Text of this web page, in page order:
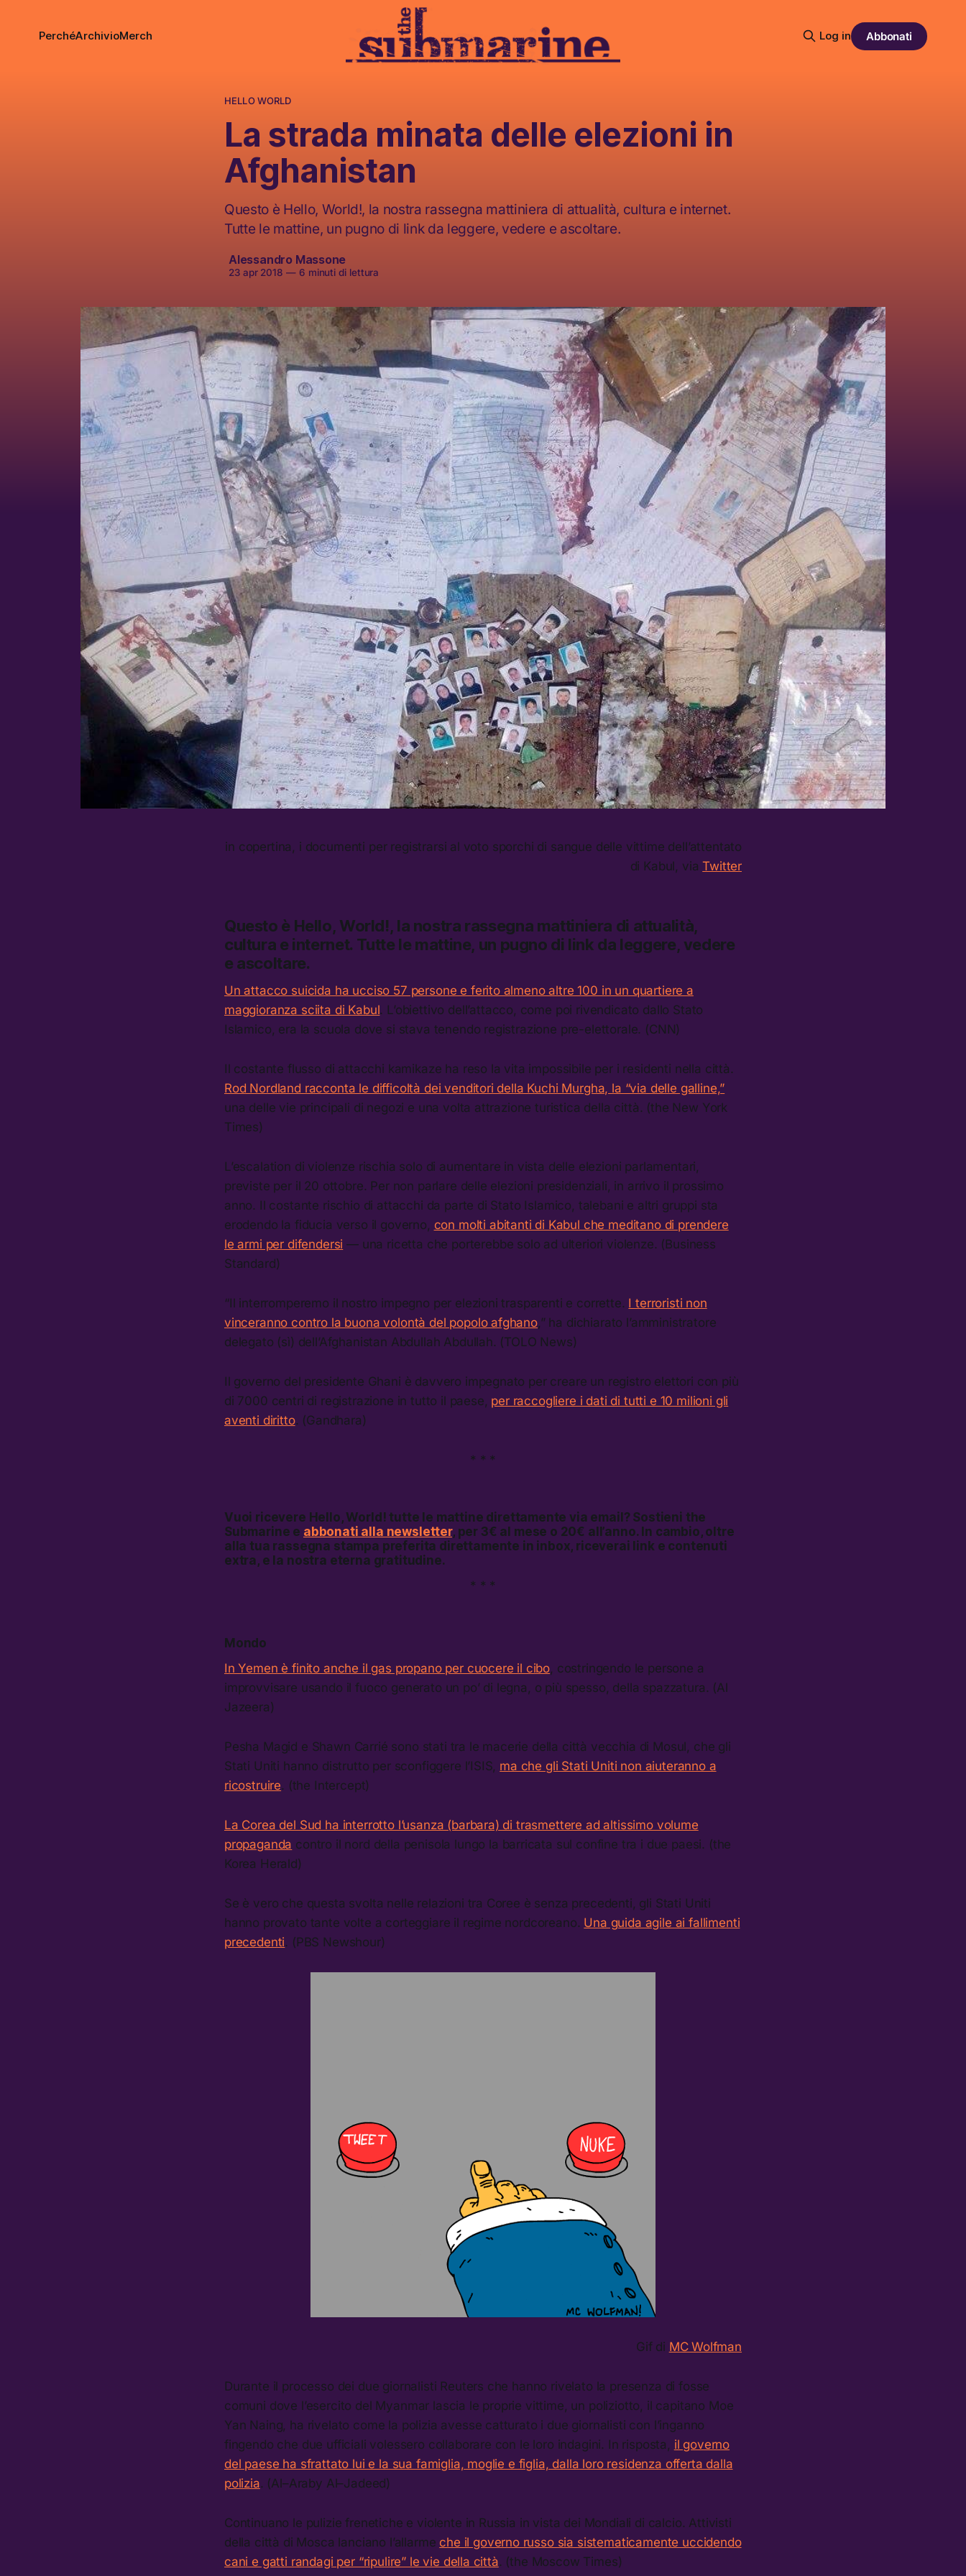
PerchéArchivioMerch Log in Abbonati
HELLO WORLD
La strada minata delle elezioni in
Afghanistan
Questo è Hello, World!, la nostra rassegna mattiniera di attualità, cultura e internet.
Tutte le mattine, un pugno di link da leggere, vedere e ascoltare.
Alessandro Massone
23 apr 2018 —6 minuti di lettura
in copertina, i documenti per registrarsi al voto sporchi di sangue delle vittime dell’attentato
di Kabul, viaTwitter
Questo è Hello, World!, la nostra rassegna mattiniera di attualità,
cultura e internet. Tutte le mattine, un pugno di link da leggere, vedere
e ascoltare.
Un attacco suicida ha ucciso 57 persone e ferito almeno altre 100 in un quartiere a
maggioranza sciita di Kabul. L’obiettivo dell’attacco, come poi rivendicato dallo Stato
Islamico, era la scuola dove si stava tenendo registrazione pre-elettorale. (CNN)
Il costante flusso di attacchi kamikaze ha reso la vita impossibile per i residenti nella città.
Rod Nordland racconta le difficoltà dei venditori della Kuchi Murgha, la “via delle galline,”
una delle vie principali di negozi e una volta attrazione turistica della città. (the New York
Times)
L’escalation di violenze rischia solo di aumentare in vista delle elezioni parlamentari,
previste per il 20 ottobre. Per non parlare delle elezioni presidenziali, in arrivo il prossimo
anno. Il costante rischio di attacchi da parte di Stato Islamico, talebani e altri gruppi sta
erodendo la fiducia verso il governo, con molti abitanti di Kabul che meditano di prendere
le armi per difendersi — una ricetta che porterebbe solo ad ulteriori violenze. (Business
Standard)
“Il interromperemo il nostro impegno per elezioni trasparenti e corrette. I terroristi non
vinceranno contro la buona volontà del popolo afghano ,” ha dichiarato l’amministratore
delegato (sì) dell’Afghanistan Abdullah Abdullah. (TOLO News)
Il governo del presidente Ghani è davvero impegnato per creare un registro elettori con più
di 7000 centri di registrazione in tutto il paese, per raccogliere i dati di tutti e 10 milioni gli
aventi diritto. (Gandhara)
* * *
Vuoi ricevere Hello, World! tutte le mattine direttamente via email? Sostieni the
Submarine e abbonati alla newsletter, per 3€ al mese o 20€ all’anno. In cambio, oltre
alla tua rassegna stampa preferita direttamente in inbox, riceverai link e contenuti
extra, e la nostra eterna gratitudine.
* * *
Mondo
In Yemen è finito anche il gas propano per cuocere il cibo , costringendo le persone a
improvvisare usando il fuoco generato un po’ di legna, o più spesso, della spazzatura. (Al
Jazeera)
Pesha Magid e Shawn Carrié sono stati tra le macerie della città vecchia di Mosul, che gli
Stati Uniti hanno distrutto per sconfiggere l’ISIS, ma che gli Stati Uniti non aiuteranno a
ricostruire. (the Intercept)
La Corea del Sud ha interrotto l’usanza (barbara) di trasmettere ad altissimo volume
propaganda contro il nord della penisola lungo la barricata sul confine tra i due paesi. (the
Korea Herald)
Se è vero che questa svolta nelle relazioni tra Coree è senza precedenti, gli Stati Uniti
hanno provato tante volte a corteggiare il regime nordcoreano. Una guida agile ai fallimenti
precedenti. (PBS Newshour)
Gif di MC Wolfman
Durante il processo dei due giornalisti Reuters che hanno rivelato la presenza di fosse
comuni dove l’esercito del Myanmar lascia le proprie vittime, un poliziotto, il capitano Moe
Yan Naing, ha rivelato come la polizia avesse catturato i due giornalisti con l’inganno
fingendo che due ufficiali volessero collaborare con le loro indagini. In risposta, il governo
del paese ha sfrattato lui e la sua famiglia, moglie e figlia, dalla loro residenza offerta dalla
polizia. (Al–Araby Al–Jadeed)
Continuano le pulizie frenetiche e violente in Russia in vista dei Mondiali di calcio. Attivisti
della città di Mosca lanciano l’allarme che il governo russo sia sistematicamente uccidendo
cani e gatti randagi per “ripulire” le vie della città. (the Moscow Times)